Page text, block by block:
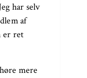
har selv
af
er ret
mere